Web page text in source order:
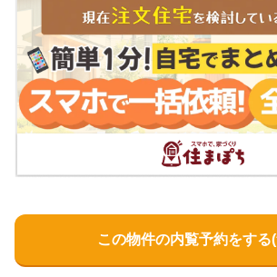
この物件の内覧予約をする